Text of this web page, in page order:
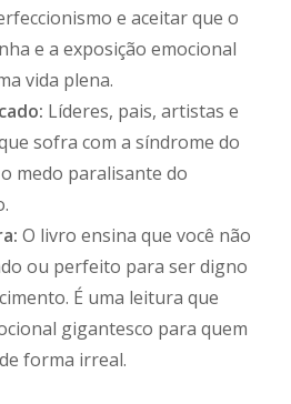
e aceitar que o
e a exposição emocional
vida plena.
Líderes, pais, artistas e
sofra com a síndrome do
medo paralisante do
O livro ensina que você não
ou perfeito para ser digno
É uma leitura que
gigantesco para quem
forma irreal.